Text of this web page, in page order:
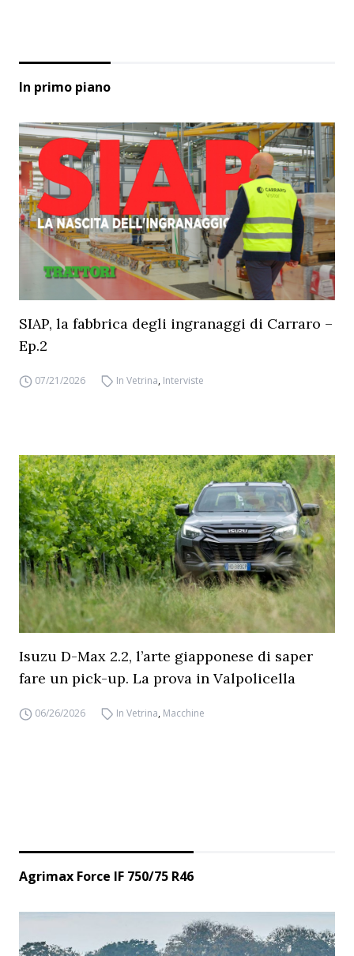
In primo piano
SIAP, la fabbrica degli ingranaggi di Carraro –
Ep.2
07/21/2026 In Vetrina, Interviste
Isuzu D-Max 2.2, l’arte giapponese di saper
fare un pick-up. La prova in Valpolicella
06/26/2026 In Vetrina, Macchine
Agrimax Force IF 750/75 R46